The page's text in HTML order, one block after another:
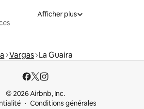
Afficher plus
Vargas La Guaira
© 2026 Airbnb, Inc.
Conditions générales